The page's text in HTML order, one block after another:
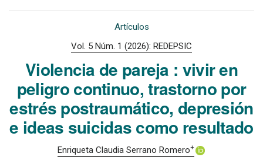
Artículos
Vol. 5 Núm. 1 (2026): REDEPSIC
Violencia de pareja : vivir en
peligro continuo, trastorno por
estrés postraumático, depresión
e ideas suicidas como resultado
Enriqueta Claudia Serrano Romero+